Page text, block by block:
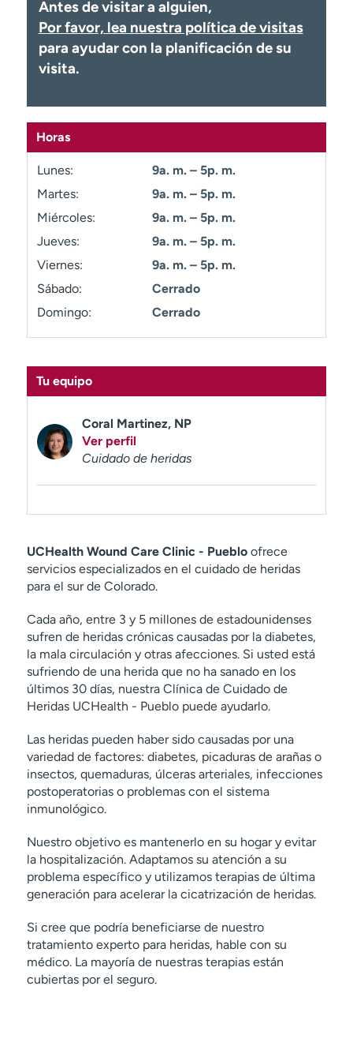
Ready. Set. CO.
Ensayos clínicos
Empleados
Profesionales
Atención a medios de
comunicación
Contáctenos Noticias e historias
Antes de visitar a alguien,
Por favor, lea nuestra política de visitas
para ayudar con la planificación de su
visita.
Horas
Lunes:
9a. m. – 5p. m.
Martes:
9a. m. – 5p. m.
Miércoles:
9a. m. – 5p. m.
Jueves:
9a. m. – 5p. m.
Viernes:
9a. m. – 5p. m.
Sábado:
Cerrado
Domingo:
Cerrado
Tu equipo
Coral Martinez, NP
Ver perfil
Cuidado de heridas
UCHealth Wound Care Clinic - Puebloofrece
servicios especializados en el cuidado de heridas
para el sur de Colorado.
Cada año, entre 3 y 5 millones de estadounidenses
sufren de heridas crónicas causadas por la diabetes,
la mala circulación y otras afecciones. Si usted está
sufriendo de una herida que no ha sanado en los
últimos 30 días, nuestra Clínica de Cuidado de
Heridas UCHealth - Pueblo puede ayudarlo.
Las heridas pueden haber sido causadas por una
variedad de factores: diabetes, picaduras de arañas o
insectos, quemaduras, úlceras arteriales, infecciones
postoperatorias o problemas con el sistema
inmunológico.
Nuestro objetivo es mantenerlo en su hogar y evitar
la hospitalización. Adaptamos su atención a su
problema específico y utilizamos terapias de última
generación para acelerar la cicatrización de heridas.
Si cree que podría beneficiarse de nuestro
tratamiento experto para heridas, hable con su
médico. La mayoría de nuestras terapias están
cubiertas por el seguro.